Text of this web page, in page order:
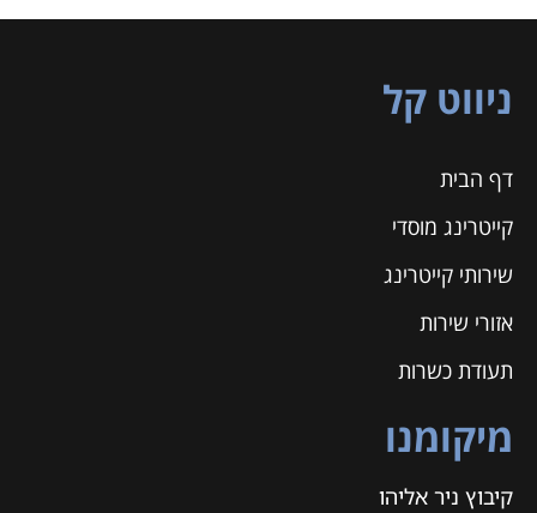
ניווט קל
דף הבית
קייטרינג מוסדי
שירותי קייטרינג
אזורי שירות
תעודת כשרות
מיקומנו
קיבוץ ניר אליהו